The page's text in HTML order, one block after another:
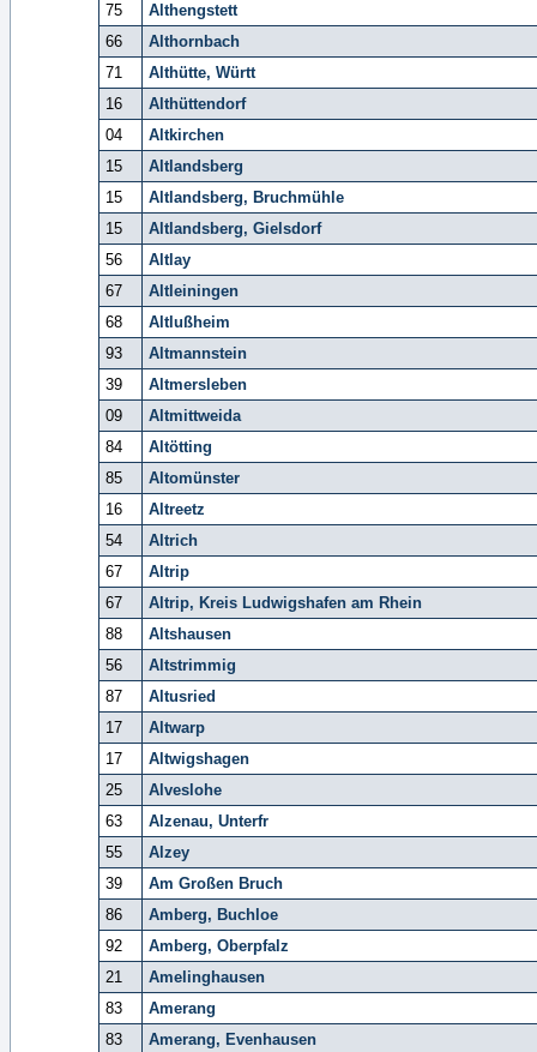
75
Althengstett
66
Althornbach
71
Althütte, Württ
16
Althüttendorf
04
Altkirchen
15
Altlandsberg
15
Altlandsberg, Bruchmühle
15
Altlandsberg, Gielsdorf
56
Altlay
67
Altleiningen
68
Altlußheim
93
Altmannstein
39
Altmersleben
09
Altmittweida
84
Altötting
85
Altomünster
16
Altreetz
54
Altrich
67
Altrip
67
Altrip, Kreis Ludwigshafen am Rhein
88
Altshausen
56
Altstrimmig
87
Altusried
17
Altwarp
17
Altwigshagen
25
Alveslohe
63
Alzenau, Unterfr
55
Alzey
39
Am Großen Bruch
86
Amberg, Buchloe
92
Amberg, Oberpfalz
21
Amelinghausen
83
Amerang
83
Amerang, Evenhausen